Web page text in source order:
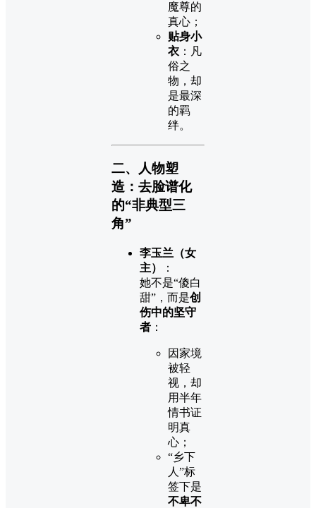
魔尊的
真心；
贴身小
衣 ：凡
俗之
物，却
是最深
的羁
绊。
二、人物塑
造：去脸谱化
的“非典型三
角”
李玉兰（女
主）
：
她不是“傻白
甜”，而是创
伤中的坚守
者 ：
因家境
被轻
视，却
用半年
情书证
明真
心；
“乡下
人”标
签下是
不卑不